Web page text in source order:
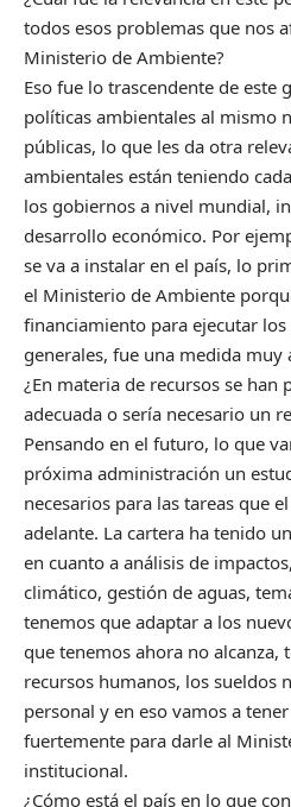
todos esos problemas que nos
Ministerio de Ambiente?
Eso fue lo trascendente de este
políticas ambientales al mismo
públicas, lo que les da otra
ambientales están teniendo
los gobiernos a nivel mundial,
desarrollo económico. Por
se va a instalar en el país, lo
el Ministerio de Ambiente
financiamiento para ejecutar
generales, fue una medida muy
¿En materia de recursos se
adecuada o sería necesario un
Pensando en el futuro, lo que
próxima administración un
necesarios para las tareas que
adelante. La cartera ha tenido
en cuanto a análisis de
climático, gestión de aguas,
tenemos que adaptar a los
que tenemos ahora no alcanza,
recursos humanos, los sueldos
personal y en eso vamos a
fuertemente para darle al
institucional.
¿Cómo está el país en lo que